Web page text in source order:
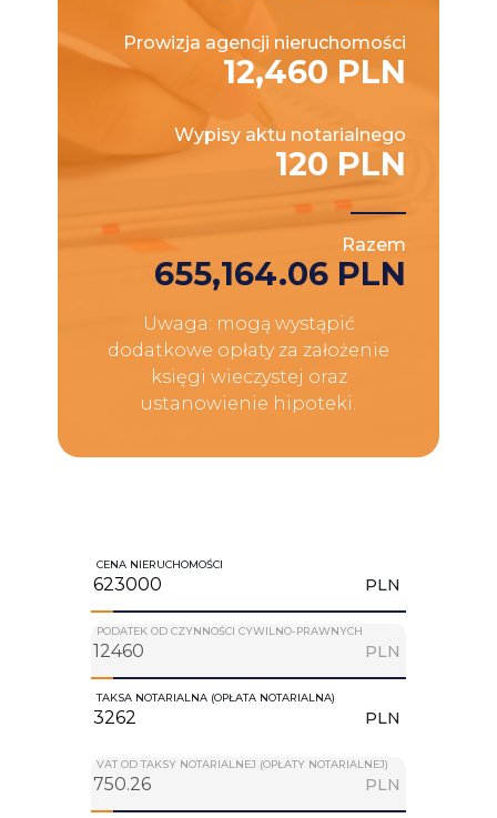
Prowizja agencji nieruchomości
12,460 PLN
Wypisy aktu notarialnego
120 PLN
Razem
655,164.06 PLN
Uwaga: mogą wystąpić
dodatkowe opłaty za założenie
księgi wieczystej oraz
ustanowienie hipoteki.
CENA NIERUCHOMOŚCI
PLN
PODATEK OD CZYNNOŚCI CYWILNO-PRAWNYCH
PLN
TAKSA NOTARIALNA (OPŁATA NOTARIALNA)
PLN
VAT OD TAKSY NOTARIALNEJ (OPŁATY NOTARIALNEJ)
PLN